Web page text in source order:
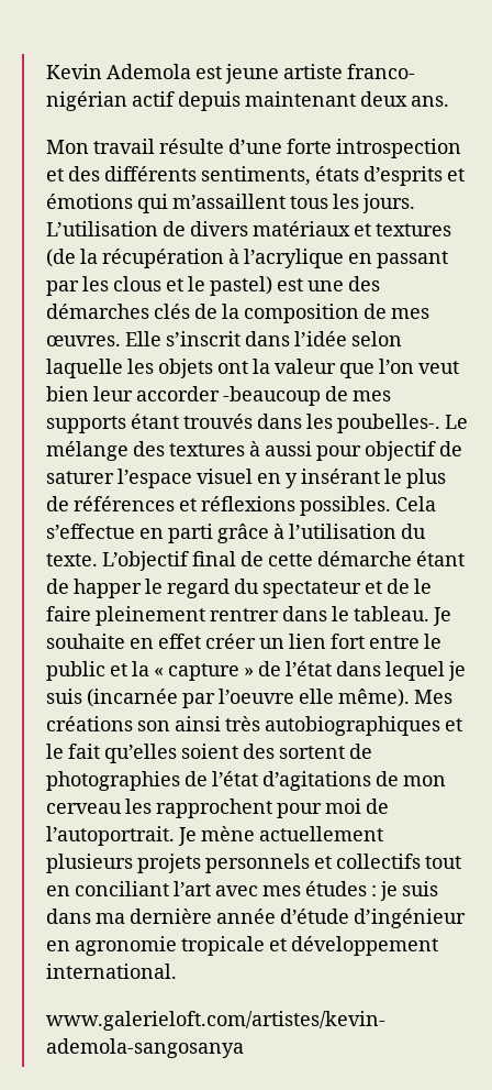
Kevin Ademola est jeune artiste franco-
nigérian actif depuis maintenant deux ans.
Mon travail résulte d’une forte introspection
et des différents sentiments, états d’esprits et
émotions qui m’assaillent tous les jours.
L’utilisation de divers matériaux et textures
(de la récupération à l’acrylique en passant
par les clous et le pastel) est une des
démarches clés de la composition de mes
œuvres. Elle s’inscrit dans l’idée selon
laquelle les objets ont la valeur que l’on veut
bien leur accorder -beaucoup de mes
supports étant trouvés dans les poubelles-. Le
mélange des textures à aussi pour objectif de
saturer l’espace visuel en y insérant le plus
de références et réflexions possibles. Cela
s’effectue en parti grâce à l’utilisation du
texte. L’objectif final de cette démarche étant
de happer le regard du spectateur et de le
faire pleinement rentrer dans le tableau. Je
souhaite en effet créer un lien fort entre le
public et la « capture » de l’état dans lequel je
suis (incarnée par l’oeuvre elle même). Mes
créations son ainsi très autobiographiques et
le fait qu’elles soient des sortent de
photographies de l’état d’agitations de mon
cerveau les rapprochent pour moi de
l’autoportrait. Je mène actuellement
plusieurs projets personnels et collectifs tout
en conciliant l’art avec mes études : je suis
dans ma dernière année d’étude d’ingénieur
en agronomie tropicale et développement
international.
www.galerieloft.com/artistes/kevin-
ademola-sangosanya